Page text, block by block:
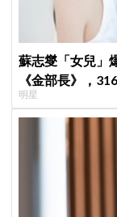
蘇志燮「女兒」
《金部長》，
明星